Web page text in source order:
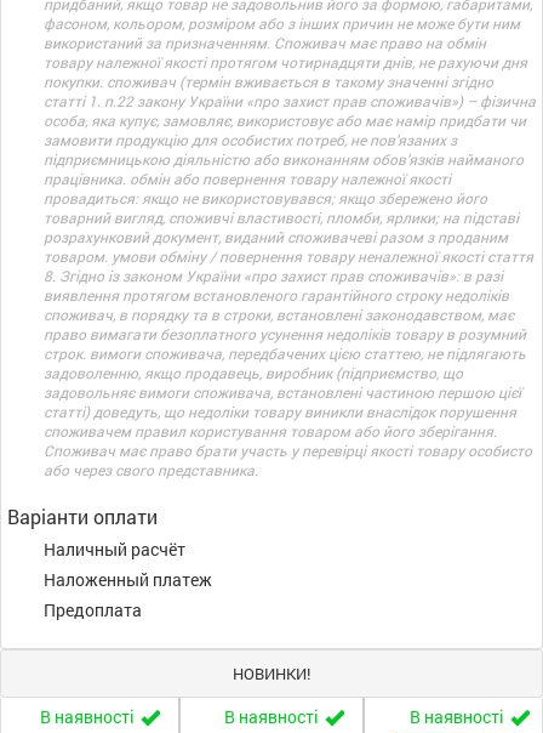
фасоном, кольором, розміром або з інших причин не може бути ним
використаний за призначенням. Споживач має право на обмін
товару належної якості протягом чотирнадцяти днів, не рахуючи дня
покупки. споживач (термін вживається в такому значенні згідно
статті 1. п.22 закону України «про захист прав споживачів») – фізична
особа, яка купує, замовляє, використовує або має намір придбати чи
замовити продукцію для особистих потреб, не пов’язаних з
підприємницькою діяльністю або виконанням обов’язків найманого
працівника. обмін або повернення товару належної якості
провадиться: якщо не використовувався; якщо збережено його
товарний вигляд, споживчі властивості, пломби, ярлики; на підставі
розрахунковий документ, виданий споживачеві разом з проданим
товаром. умови обміну / повернення товару неналежної якості стаття
8. Згідно із законом України «про захист прав споживачів»: в разі
виявлення протягом встановленого гарантійного строку недоліків
споживач, в порядку та в строки, встановлені законодавством, має
право вимагати безоплатного усунення недоліків товару в розумний
строк. вимоги споживача, передбачених цією статтею, не підлягають
задоволенню, якщо продавець, виробник (підприємство, що
задовольняє вимоги споживача, встановлені частиною першою цієї
статті) доведуть, що недоліки товару виникли внаслідок порушення
споживачем правил користування товаром або його зберігання.
Споживач має право брати участь у перевірці якості товару особисто
або через свого представника.
Варіанти оплати
Наличный расчёт
Наложенный платеж
Предоплата
НОВИНКИ!
В наявності В наявності В наявності